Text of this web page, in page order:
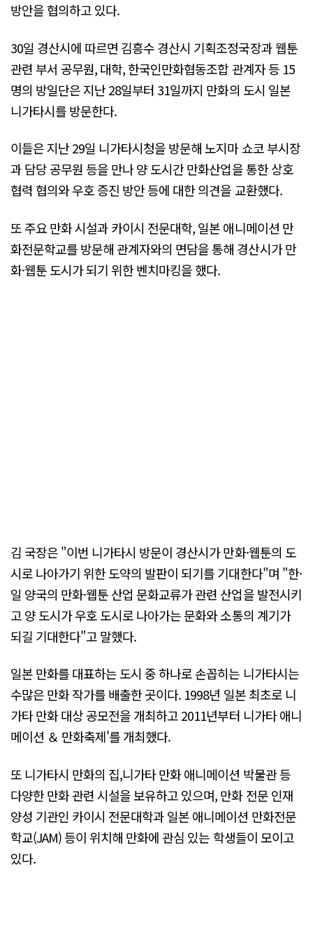
방안을 협의하고 있다.
30일 경산시에 따르면 김흥수 경산시 기획조정국장과 웹툰
관련 부서 공무원, 대학, 한국인만화협동조합 관계자 등 15
명의 방일단은 지난 28일부터 31일까지 만화의 도시 일본
니가타시를 방문한다.
이들은 지난 29일 니가타시청을 방문해 노지마 쇼코 부시장
과 담당 공무원 등을 만나 양 도시간 만화산업을 통한 상호
협력 협의와 우호 증진 방안 등에 대한 의견을 교환했다.
또 주요 만화 시설과 카이시 전문대학, 일본 애니메이션 만
화전문학교를 방문해 관계자와의 면담을 통해 경산시가 만
화·웹툰 도시가 되기 위한 벤치마킹을 했다.
김 국장은 "이번 니가타시 방문이 경산시가 만화·웹툰의 도
시로 나아가기 위한 도약의 발판이 되기를 기대한다"며 "한·
일 양국의 만화·웹툰 산업 문화교류가 관련 산업을 발전시키
고 양 도시가 우호 도시로 나아가는 문화와 소통의 계기가
되길 기대한다"고 말했다.
일본 만화를 대표하는 도시 중 하나로 손꼽히는 니가타시는
수많은 만화 작가를 배출한 곳이다. 1998년 일본 최초로 니
가타 만화 대상 공모전을 개최하고 2011년부터 니가타 애니
메이션 ＆ 만화축제'를 개최했다.
또 니가타시 만화의 집,니가타 만화 애니메이션 박물관 등
다양한 만화 관련 시설을 보유하고 있으며, 만화 전문 인재
양성 기관인 카이시 전문대학과 일본 애니메이션 만화전문
학교(JAM) 등이 위치해 만화에 관심 있는 학생들이 모이고
있다.